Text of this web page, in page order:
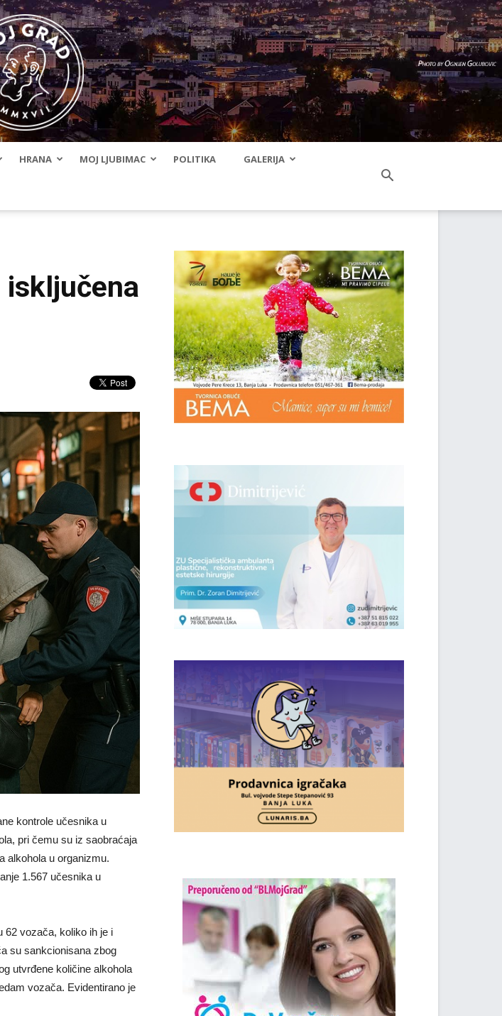
HRANA MOJ LJUBIMAC POLITIKA GALERIJA
isključena
kontrole učesnika u
pri čemu su iz saobraćaja
alkohola u organizmu.
1.567 učesnika u
62 vozača, koliko ih je i
su sankcionisana zbog
utvrđene količine alkohola
vozača. Evidentirano je